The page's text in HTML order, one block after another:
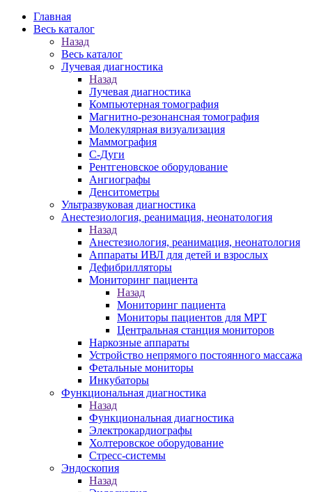
Главная
Весь каталог
Назад
Весь каталог
Лучевая диагностика
Назад
Лучевая диагностика
Компьютерная томография
Магнитно-резонансная томография
Молекулярная визуализация
Маммография
С-Дуги
Рентгеновское оборудование
Ангиографы
Денситометры
Ультразвуковая диагностика
Анестезиология, реанимация, неонатология
Назад
Анестезиология, реанимация, неонатология
Аппараты ИВЛ для детей и взрослых
Дефибрилляторы
Мониторинг пациента
Назад
Мониторинг пациента
Мониторы пациентов для МРТ
Центральная станция мониторов
Наркозные аппараты
Устройство непрямого постоянного массажа
Фетальные мониторы
Инкубаторы
Функциональная диагностика
Назад
Функциональная диагностика
Электрокардиографы
Холтеровское оборудование
Стресс-системы
Эндоскопия
Назад